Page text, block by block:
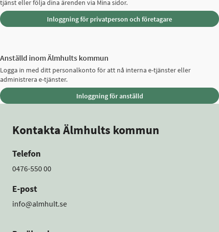
tjänst eller följa dina ärenden via Mina sidor.
Anställd inom Älmhults kommun
Logga in med ditt personalkonto för att nå interna e-tjänster eller
administrera e-tjänster.
Kontakta Älmhults kommun
Telefon
0476-550 00
E-post
info@almhult.se